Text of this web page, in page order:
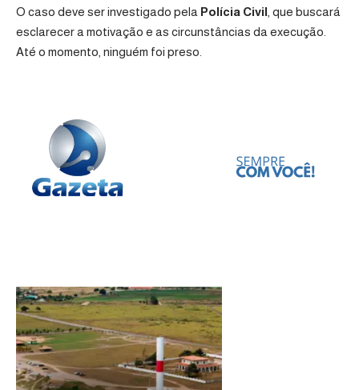
O caso deve ser investigado pela Polícia Civil , que buscará
esclarecer a motivação e as circunstâncias da execução.
Até o momento, ninguém foi preso.